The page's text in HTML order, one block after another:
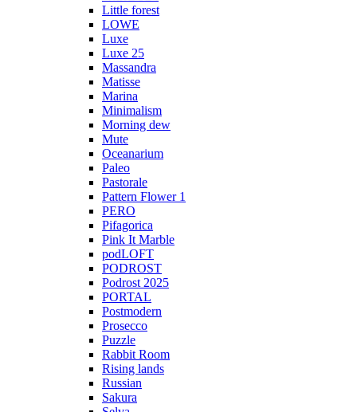
Little forest
LOWE
Luxe
Luxe 25
Massandra
Matisse
Marina
Minimalism
Morning dew
Mute
Oceanarium
Paleo
Pastorale
Pattern Flower 1
PERO
Pifagorica
Pink It Marble
podLOFT
PODROST
Podrost 2025
PORTAL
Postmodern
Prosecco
Puzzle
Rabbit Room
Rising lands
Russian
Sakura